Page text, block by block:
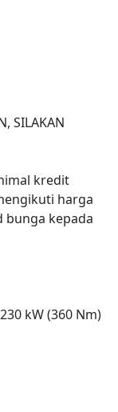
SILAKAN
kredit
harga
bunga kepada
kW (360 Nm)